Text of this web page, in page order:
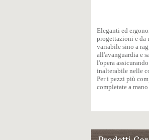
Eleganti ed
progettazioni e da
variabile sino a
all'avanguardia e
l'opera
inalterabile nelle
Per i pezzi più
completate a